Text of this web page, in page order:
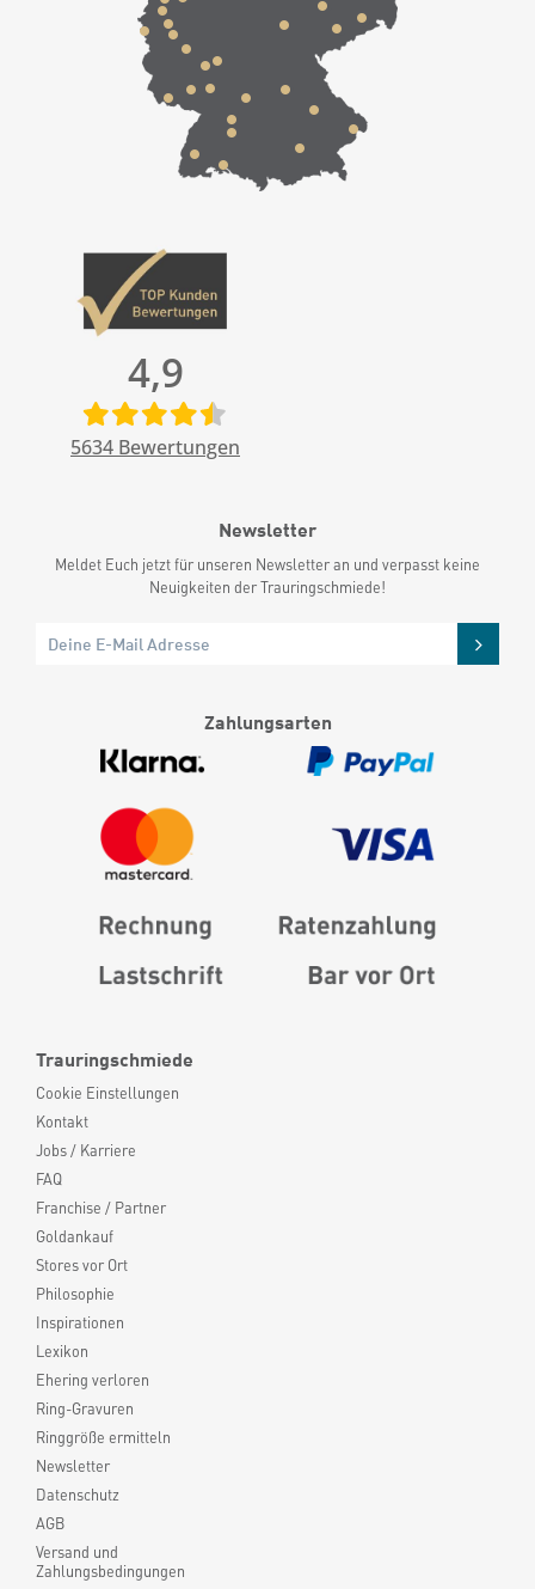
Trauringschmiede
Cookie Einstellungen
Kontakt
Jobs / Karriere
FAQ
Franchise / Partner
Goldankauf
Stores vor Ort
Philosophie
Inspirationen
Lexikon
Ehering verloren
Ring-Gravuren
Ringgröße ermitteln
Newsletter
Datenschutz
AGB
Versand und
Zahlungsbedingungen
4,9
5634 Bewertungen
Newsletter
Meldet Euch jetzt für unseren Newsletter an und verpasst keine
Neuigkeiten der Trauringschmiede!
Zahlungsarten